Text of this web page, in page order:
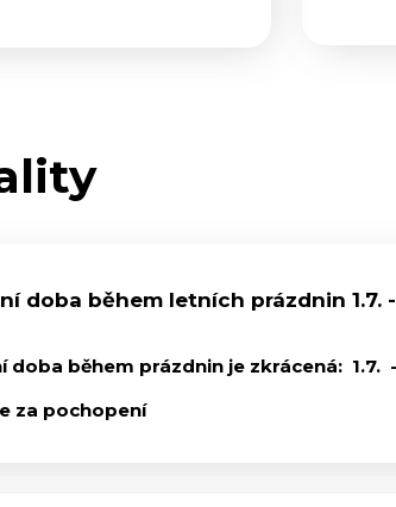
doba během letních prázdnin 1.7. -
doba během prázdnin je zkrácená: 1.7.
za pochopení